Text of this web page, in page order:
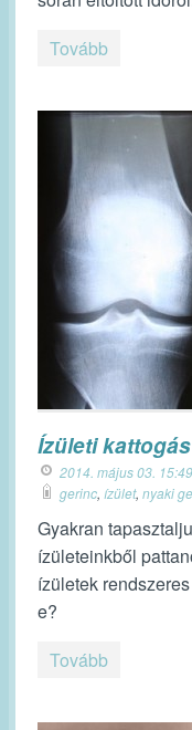
Tovább
Ízületi kattogás
2014. május 03. 15:49
gerinc, ízület, nyaki
Gyakran
ízületeinkből
ízületek
e?
Tovább